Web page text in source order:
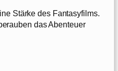
Stärke des Fantasyfilms.
das Abenteuer